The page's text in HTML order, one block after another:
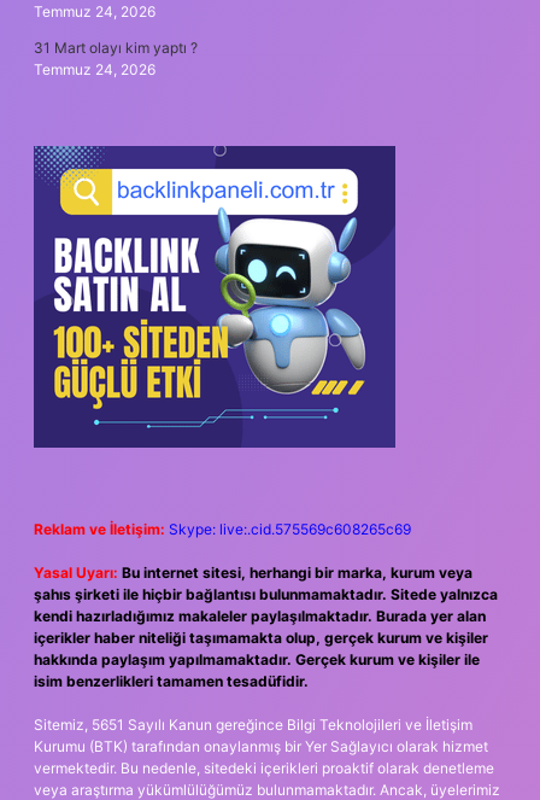
Temmuz 24, 2026
31 Mart olayı kim yaptı ?
Temmuz 24, 2026
Reklam ve İletişim: Skype: live:.cid.575569c608265c69
Yasal Uyarı: Bu internet sitesi, herhangi bir marka, kurum veya
şahıs şirketi ile hiçbir bağlantısı bulunmamaktadır. Sitede yalnızca
kendi hazırladığımız makaleler paylaşılmaktadır. Burada yer alan
içerikler haber niteliği taşımamakta olup, gerçek kurum ve kişiler
hakkında paylaşım yapılmamaktadır. Gerçek kurum ve kişiler ile
isim benzerlikleri tamamen tesadüfidir.
Sitemiz, 5651 Sayılı Kanun gereğince Bilgi Teknolojileri ve İletişim
Kurumu (BTK) tarafından onaylanmış bir Yer Sağlayıcı olarak hizmet
vermektedir. Bu nedenle, sitedeki içerikleri proaktif olarak denetleme
veya araştırma yükümlülüğümüz bulunmamaktadır. Ancak, üyelerimiz